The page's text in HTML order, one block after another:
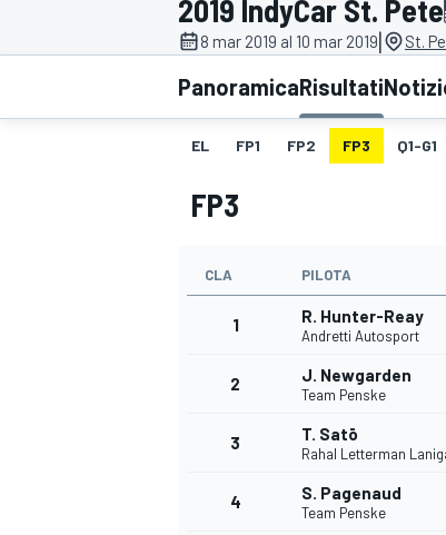
MOTOGP
WRC
2019 IndyCar St. Pete
8 mar 2019 al 10 mar 2019| St.
PanoramicaRisultati
EL FP1 FP2 FP3 Q1-G1
FP3
CLA PILOTA
1 R. Hunter-Reay
Andretti Autosport
2 J. Newgarden
Team Penske
3 T. Satō
Rahal Letterman
4 S. Pagenaud
Team Penske